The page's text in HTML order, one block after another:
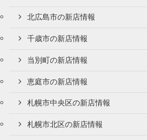
北広島市の新店情報
千歳市の新店情報
当別町の新店情報
恵庭市の新店情報
札幌市中央区の新店情報
札幌市北区の新店情報